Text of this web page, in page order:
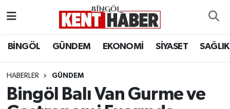
BİNGÖL GÜNDEM EKONOMİ SİYASET SAĞLIK
HABERLER GÜNDEM
Bingöl Balı Van Gurme ve
BİLİM-TEKNOLOJİ
DÜNYA
Bingöl Hava Durumu
Bingöl Namaz Vakitleri